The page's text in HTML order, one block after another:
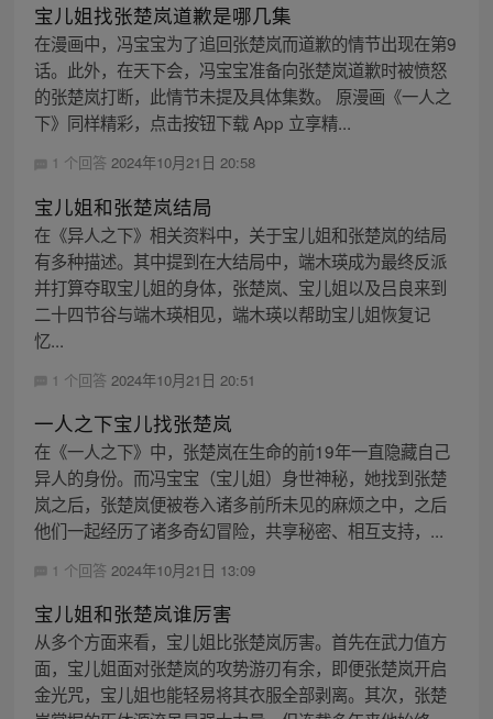
宝儿姐找张楚岚道歉是哪几集
在漫画中，冯宝宝为了追回张楚岚而道歉的情节出现在第9
话。此外，在天下会，冯宝宝准备向张楚岚道歉时被愤怒
的张楚岚打断，此情节未提及具体集数。 原漫画《一人之
下》同样精彩，点击按钮下载 App 立享精...
1 个回答 2024年10月21日 20:58
宝儿姐和张楚岚结局
在《异人之下》相关资料中，关于宝儿姐和张楚岚的结局
有多种描述。其中提到在大结局中，端木瑛成为最终反派
并打算夺取宝儿姐的身体，张楚岚、宝儿姐以及吕良来到
二十四节谷与端木瑛相见，端木瑛以帮助宝儿姐恢复记
忆...
1 个回答 2024年10月21日 20:51
一人之下宝儿找张楚岚
在《一人之下》中，张楚岚在生命的前19年一直隐藏自己
异人的身份。而冯宝宝（宝儿姐）身世神秘，她找到张楚
岚之后，张楚岚便被卷入诸多前所未见的麻烦之中，之后
他们一起经历了诸多奇幻冒险，共享秘密、相互支持，...
1 个回答 2024年10月21日 13:09
宝儿姐和张楚岚谁厉害
从多个方面来看，宝儿姐比张楚岚厉害。首先在武力值方
面，宝儿姐面对张楚岚的攻势游刃有余，即便张楚岚开启
金光咒，宝儿姐也能轻易将其衣服全部剥离。其次，张楚